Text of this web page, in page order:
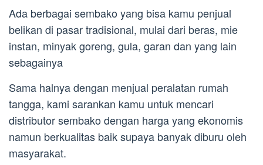
Ada berbagai sembako yang bisa kamu penjual
belikan di pasar tradisional, mulai dari beras, mie
instan, minyak goreng, gula, garan dan yang lain
sebagainya
Sama halnya dengan menjual peralatan rumah
tangga, kami sarankan kamu untuk mencari
distributor sembako dengan harga yang ekonomis
namun berkualitas baik supaya banyak diburu oleh
masyarakat.